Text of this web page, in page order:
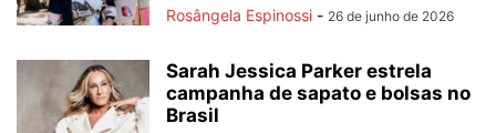
Rosângela Espinossi - 26 de junho de 2026
Sarah Jessica Parker estrela
campanha de sapato e bolsas no
Brasil